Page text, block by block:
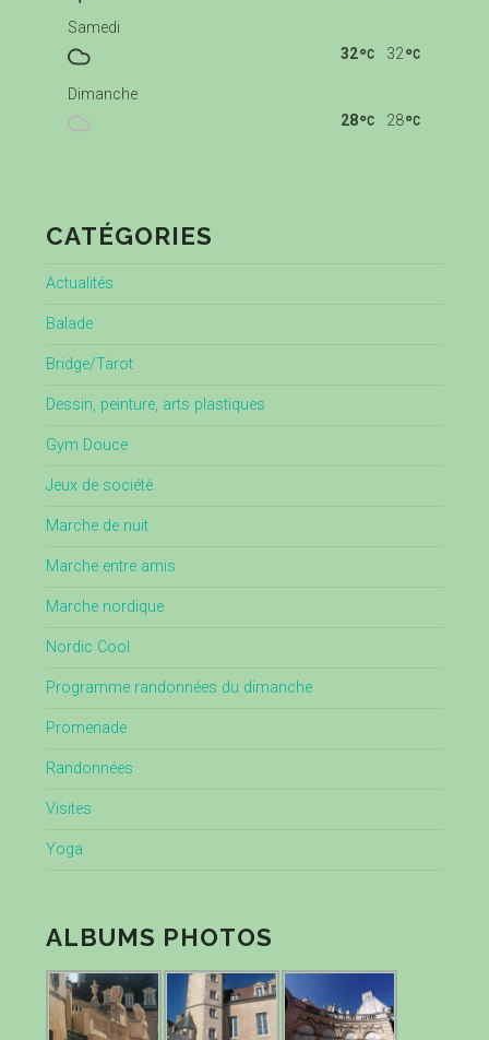
Samedi
32
32
Dimanche
28
28
CATÉGORIES
Actualités
Balade
Bridge/Tarot
Dessin, peinture, arts plastiques
Gym Douce
Jeux de société
Marche de nuit
Marche entre amis
Marche nordique
Nordic Cool
Programme randonnées du dimanche
Promenade
Randonnées
Visites
Yoga
ALBUMS PHOTOS